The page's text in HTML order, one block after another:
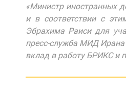
«Министр иностранных
и в соответствии с
Эбрахима Раиси для
пресс-служба МИД
вклад в работу БРИКС и